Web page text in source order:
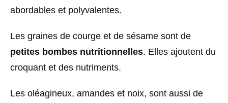
abordables et polyvalentes.
Les graines de courge et de sésame sont de
petites bombes nutritionnelles. Elles ajoutent du
croquant et des nutriments.
Les oléagineux, amandes et noix, sont aussi de